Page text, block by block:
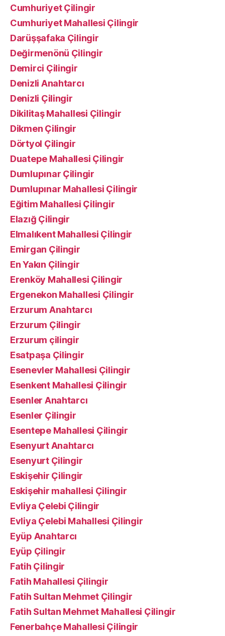
Cumhuriyet Çilingir
Cumhuriyet Mahallesi Çilingir
Darüşşafaka Çilingir
Değirmenönü Çilingir
Demirci Çilingir
Denizli Anahtarcı
Denizli Çilingir
Dikilitaş Mahallesi Çilingir
Dikmen Çilingir
Dörtyol Çilingir
Duatepe Mahallesi Çilingir
Dumlupınar Çilingir
Dumlupınar Mahallesi Çilingir
Eğitim Mahallesi Çilingir
Elazığ Çilingir
Elmalıkent Mahallesi Çilingir
Emirgan Çilingir
En Yakın Çilingir
Erenköy Mahallesi Çilingir
Ergenekon Mahallesi Çilingir
Erzurum Anahtarcı
Erzurum Çilingir
Erzurum çilingir
Esatpaşa Çilingir
Esenevler Mahallesi Çilingir
Esenkent Mahallesi Çilingir
Esenler Anahtarcı
Esenler Çilingir
Esentepe Mahallesi Çilingir
Esenyurt Anahtarcı
Esenyurt Çilingir
Eskişehir Çilingir
Eskişehir mahallesi Çilingir
Evliya Çelebi Çilingir
Evliya Çelebi Mahallesi Çilingir
Eyüp Anahtarcı
Eyüp Çilingir
Fatih Çilingir
Fatih Mahallesi Çilingir
Fatih Sultan Mehmet Çilingir
Fatih Sultan Mehmet Mahallesi Çilingir
Fenerbahçe Mahallesi Çilingir